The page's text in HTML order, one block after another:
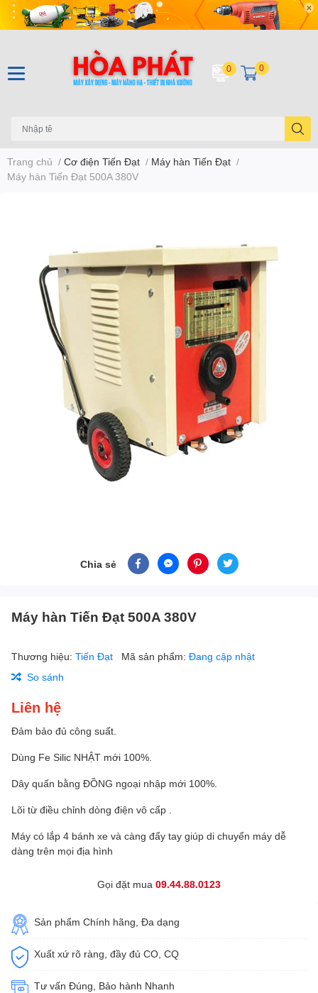
0 0
Trang chủ / Cơ điện Tiến Đạt / Máy hàn Tiến Đạt /
Máy hàn Tiến Đạt 500A 380V
Chia sẻ
Máy hàn Tiến Đạt 500A 380V
Thương hiệu: Tiến Đạt Mã sản phẩm: Đang cập nhật
So sánh
Liên hệ
Đảm bảo đủ công suất.
Dùng Fe Silic NHẬT mới 100%.
Dây quấn bằng ĐỒNG ngoại nhập mới 100%.
Lõi từ điều chỉnh dòng điện vô cấp .
Máy có lắp 4 bánh xe và càng đẩy tay giúp di chuyển máy dễ
dàng trên mọi địa hình
Gọi đặt mua 09.44.88.0123
Sản phẩm Chính hãng, Đa dạng
Xuất xứ rõ ràng, đầy đủ CO, CQ
Tư vấn Đúng, Bảo hành Nhanh